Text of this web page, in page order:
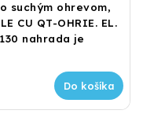
suchým ohrevom,
CU QT-OHRIE. EL.
nahrada je
Do košíka